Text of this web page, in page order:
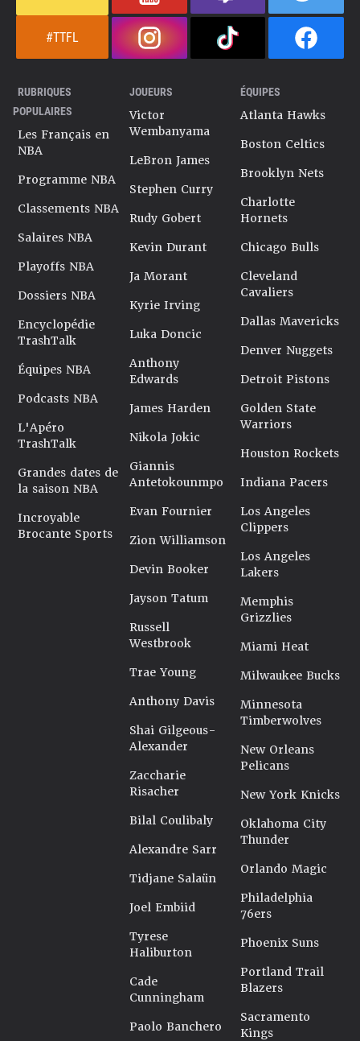
#TTFL
RUBRIQUES
POPULAIRES
Les Français en
NBA
Programme NBA
Classements NBA
Salaires NBA
Playoffs NBA
Dossiers NBA
Encyclopédie
TrashTalk
Équipes NBA
Podcasts NBA
L'Apéro
TrashTalk
Grandes dates de
la saison NBA
Incroyable
Brocante Sports
JOUEURS
Victor
Wembanyama
LeBron James
Stephen Curry
Rudy Gobert
Kevin Durant
Ja Morant
Kyrie Irving
Luka Doncic
Anthony
Edwards
James Harden
Nikola Jokic
Giannis
Antetokounmpo
Evan Fournier
Zion Williamson
Devin Booker
Jayson Tatum
Russell
Westbrook
Trae Young
Anthony Davis
Shai Gilgeous-
Alexander
Zaccharie
Risacher
Bilal Coulibaly
Alexandre Sarr
Tidjane Salaün
Joel Embiid
Tyrese
Haliburton
Cade
Cunningham
Paolo Banchero
ÉQUIPES
Atlanta Hawks
Boston Celtics
Brooklyn Nets
Charlotte
Hornets
Chicago Bulls
Cleveland
Cavaliers
Dallas Mavericks
Denver Nuggets
Detroit Pistons
Golden State
Warriors
Houston Rockets
Indiana Pacers
Los Angeles
Clippers
Los Angeles
Lakers
Memphis
Grizzlies
Miami Heat
Milwaukee Bucks
Minnesota
Timberwolves
New Orleans
Pelicans
New York Knicks
Oklahoma City
Thunder
Orlando Magic
Philadelphia
76ers
Phoenix Suns
Portland Trail
Blazers
Sacramento
Kings